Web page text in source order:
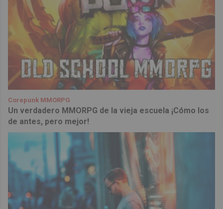
Corepunk MMORPG
Un verdadero MMORPG de la vieja escuela ¡Cómo los
de antes, pero mejor!